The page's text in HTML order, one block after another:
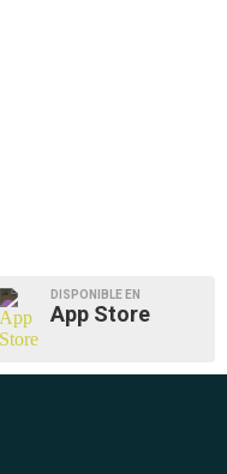
DISPONIBLE EN
App Store